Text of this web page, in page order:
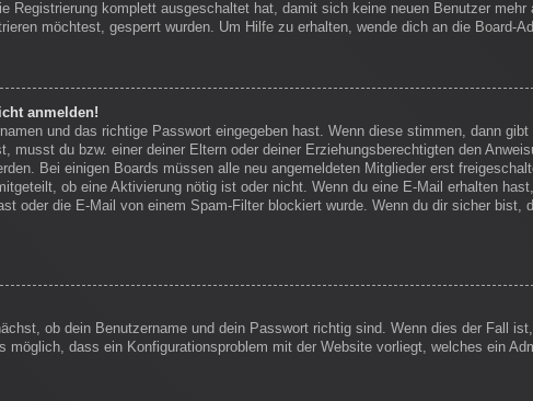
Registrierung komplett ausgeschaltet hat, damit sich keine neuen Benutzer
möchtest, gesperrt wurden. Um Hilfe zu erhalten, wende dich an die Board-
anmelden!
und das richtige Passwort eingegeben hast. Wenn diese stimmen, dann
musst du bzw. einer deiner Eltern oder deiner Erziehungsberechtigten den
Bei einigen Boards müssen alle neu angemeldeten Mitglieder erst
ob eine Aktivierung nötig ist oder nicht. Wenn du eine E-Mail erhalten
oder die E-Mail von einem Spam-Filter blockiert wurde. Wenn du dir sicher bist,
ob dein Benutzername und dein Passwort richtig sind. Wenn dies der Fall
dass ein Konfigurationsproblem mit der Website vorliegt, welches ein